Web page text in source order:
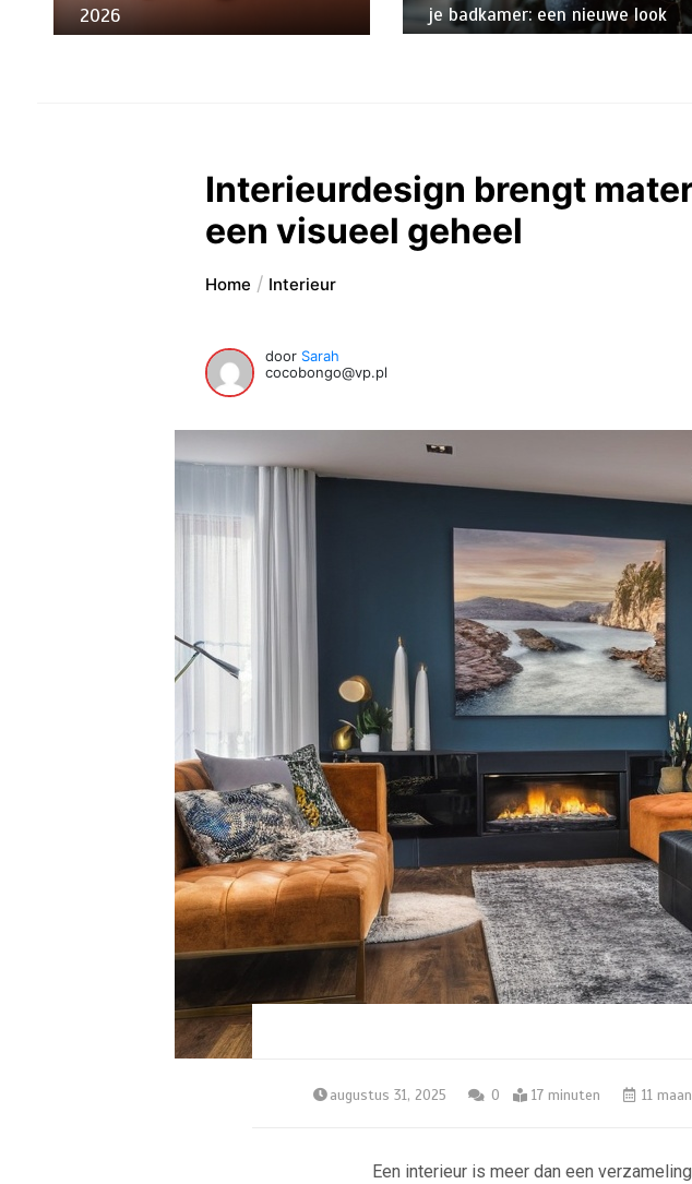
2026
je badkamer: een nieuwe look
Interieurdesign brengt
een visueel geheel
Home Interieur
door Sarah
cocobongo@vp.pl
augustus 31, 2025 0 17 minuten 11
Een interieur is meer dan een